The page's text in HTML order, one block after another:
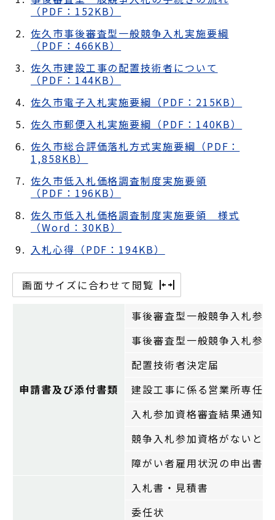
（PDF：152KB）
佐久市事後審査型一般競争入札実施要綱
（PDF：466KB）
佐久市建設工事の配置技術者について
（PDF：144KB）
佐久市電子入札実施要綱（PDF：215KB）
佐久市郵便入札実施要綱（PDF：140KB）
佐久市総合評価落札方式実施要綱（PDF：
1,858KB）
佐久市低入札価格調査制度実施要領
（PDF：196KB）
佐久市低入札価格調査制度実施要領 様式
（Word：30KB）
入札心得（PDF：194KB）
画面サイズに合わせて閲覧
申請書及び添付書類
事後審査型一般競争入札参
事後審査型一般競争入札参
配置技術者決定届
建設工事に係る営業所専任
入札参加資格審査結果通知書
競争入札参加資格がないと
障がい者雇用状況の申出書
入札書・見積書
委任状